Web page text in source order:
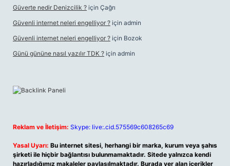
Güverte nedir Denizcilik ? için Çağrı
Güvenli internet neleri engelliyor ? için admin
Güvenli internet neleri engelliyor ? için Bozok
Günü gününe nasıl yazılır TDK ? için admin
Reklam ve İletişim: Skype: live:.cid.575569c608265c69
Yasal Uyarı: Bu internet sitesi, herhangi bir marka, kurum veya şahıs
şirketi ile hiçbir bağlantısı bulunmamaktadır. Sitede yalnızca kendi
hazırladığımız makaleler paylaşılmaktadır. Burada yer alan içerikler